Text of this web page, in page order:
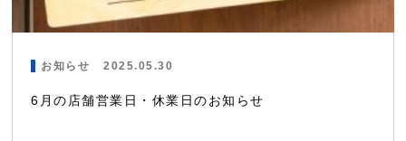
お知らせ 2025.05.30
6月の店舗営業日・休業日のお知らせ